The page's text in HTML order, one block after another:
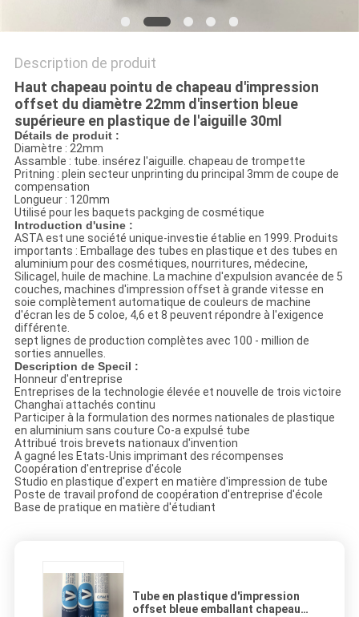
Description de produit
Haut chapeau pointu de chapeau d'impression
offset du diamètre 22mm d'insertion bleue
supérieure en plastique de l'aiguille 30ml
Détails de produit :
Diamètre : 22mm
Assamble : tube. insérez l'aiguille. chapeau de trompette
Pritning : plein secteur unprinting du principal 3mm de coupe de
compensation
Longueur : 120mm
Utilisé pour les baquets packging de cosmétique
Introduction d'usine :
ASTA est une société unique-investie établie en 1999. Produits
importants : Emballage des tubes en plastique et des tubes en
aluminium pour des cosmétiques, nourritures, médecine,
Silicagel, huile de machine. La machine d'expulsion avancée de 5
couches, machines d'impression offset à grande vitesse en
soie complètement automatique de couleurs de machine
d'écran les de 5 coloe, 4,6 et 8 peuvent répondre à l'exigence
différente.
sept lignes de production complètes avec 100 - million de
sorties annuelles.
Description de Specil :
Honneur d'entreprise
Entreprises de la technologie élevée et nouvelle de trois victoire
Changhaï attachés continu
Participer à la formulation des normes nationales de plastique
en aluminium sans couture Co-a expulsé tube
Attribué trois brevets nationaux d'invention
A gagné les Etats-Unis imprimant des récompenses
Coopération d'entreprise d'école
Studio en plastique d'expert en matière d'impression de tube
Poste de travail profond de coopération d'entreprise d'école
Base de pratique en matière d'étudiant
Tube en plastique d'impression
offset bleue emballant chapeau